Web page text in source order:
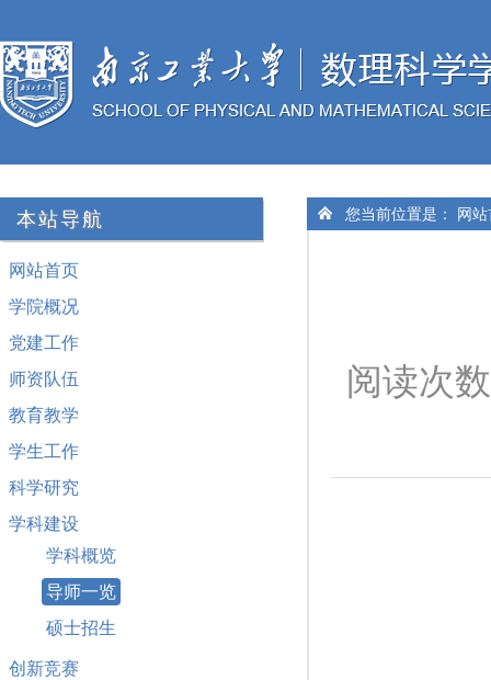
本站导航
网站首页
学院概况
党建工作
师资队伍
教育教学
学生工作
科学研究
学科建设
学科概览
导师一览
硕士招生
创新竞赛
您当前位置是： 网
阅读次